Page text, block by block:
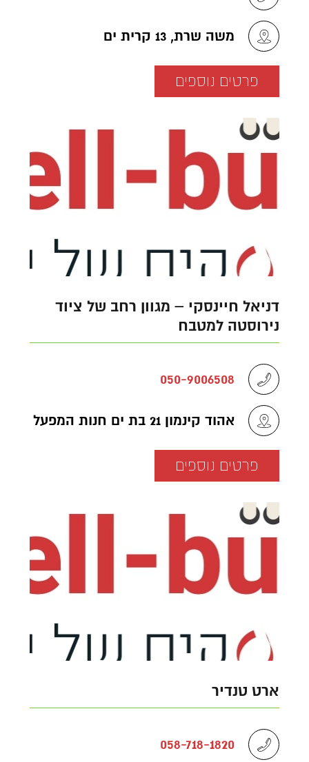
משה שרת, 13 קרית ים
פרטים נוספים
דניאל חיינסקי – מגוון רחב של ציוד
נירוסטה למטבח
050-9006508
אהוד קינמון 21 בת ים חנות המפעל
פרטים נוספים
ארט טנדיר
058-718-1820